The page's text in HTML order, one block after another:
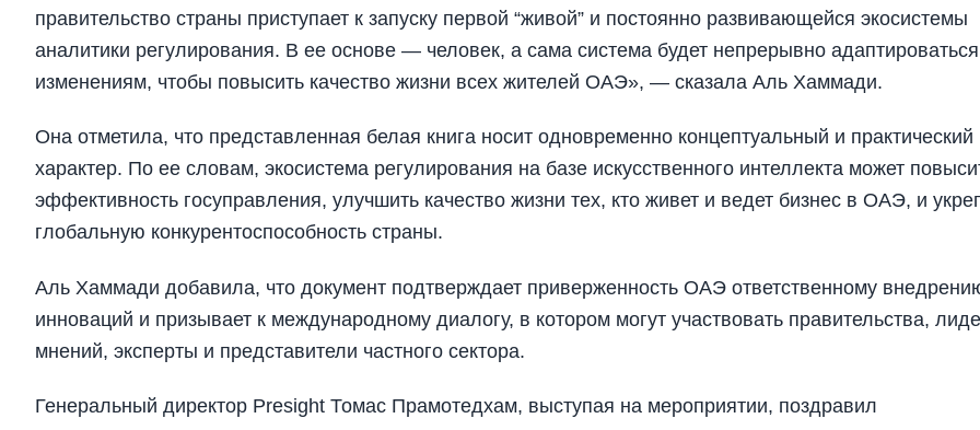
правительство страны приступает к запуску первой “живой” и постоянно развивающейся экосистемы
аналитики регулирования. В ее основе — человек, а сама система будет непрерывно
изменениям, чтобы повысить качество жизни всех жителей ОАЭ», — сказала Аль Хаммади.
Она отметила, что представленная белая книга носит одновременно концептуальный и практический
характер. По ее словам, экосистема регулирования на базе искусственного интеллекта может
эффективность госуправления, улучшить качество жизни тех, кто живет и ведет бизнес в ОАЭ, и
глобальную конкурентоспособность страны.
Аль Хаммади добавила, что документ подтверждает приверженность ОАЭ ответственному
инноваций и призывает к международному диалогу, в котором могут участвовать правительства,
мнений, эксперты и представители частного сектора.
Генеральный директор Presight Томас Прамотедхам, выступая на мероприятии, поздравил